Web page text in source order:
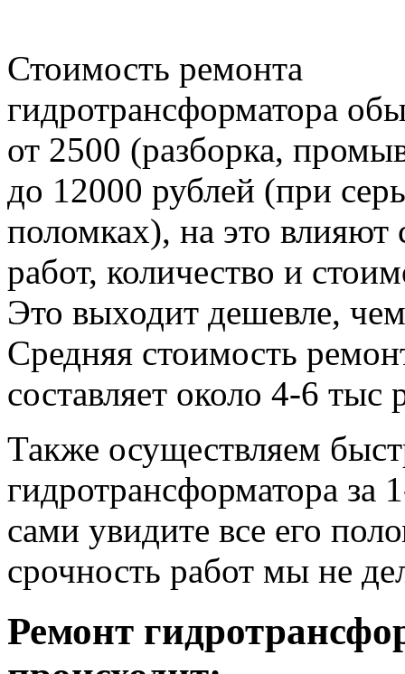
Стоимость ремонта
гидротрансформатора
от 2500 (разборка,
до 12000 рублей (при
поломках), на это влияют
работ, количество и
Это выходит дешевле,
Средняя стоимость
составляет около 4-6 тыс
Также осуществляем
гидротрансформатора
сами увидите все его
срочность работ мы не
Ремонт